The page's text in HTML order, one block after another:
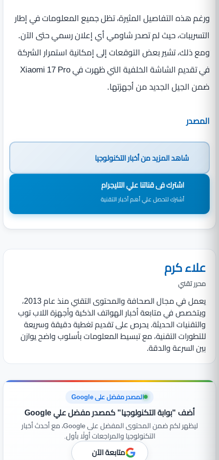
ورغم هذه التفاصيل المثيرة، تظل جميع المعلومات في إطار
التسريبات، حيث لم تصدر شاومي أي إعلان رسمي حتى الآن.
ومع ذلك، تشير بعض التوقعات إلى إمكانية استمرار الشركة
في تقديم الشاشة الخلفية التي ظهرت في Xiaomi 17 Pro
ضمن الجيل الجديد من أجهزتها.
المصدر
شاهد المزيد منأخبار التكنولوجيا
اشترك فى قناتنا علي التليجرام
أشترك لتحصل علي أهم أخبار التقنية
علاء كرم
محرر تقني
يعمل في مجال الصحافة والمحتوى التقني منذ عام 2013،
ويتخصص في متابعة أخبار الهواتف الذكية وأجهزة اللاب توب
والتقنيات الحديثة. يحرص على تقديم تغطية دقيقة وسريعة
للتطورات التقنية، مع تبسيط المعلومات بأسلوب واضح يوازن
بين السرعة والدقة.
المصدر مفضل على Google
أضف "بوابة التكنولوجيا" كمصدر مفضل علي Google
ليظهر لكم ضمن المحتوى المفضل على Google، مع أحدث أخبار
التكنولوجيا والمراجعات أولًا بأول.
متابعة الآن